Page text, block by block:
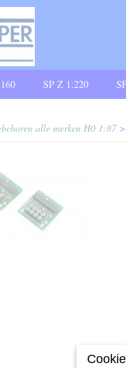
SP Z 1:220
alle merken H0 1:87>